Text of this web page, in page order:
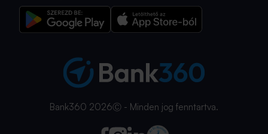
Bank360 2026Ⓒ - Minden jog fenntartva.